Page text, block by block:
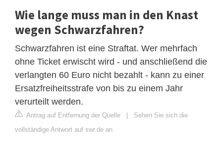
Wie lange muss man in den Knast
wegen Schwarzfahren?
Schwarzfahren ist eine Straftat. Wer mehrfach
ohne Ticket erwischt wird - und anschließend die
verlangten 60 Euro nicht bezahlt - kann zu einer
Ersatzfreiheitsstrafe von bis zu einem Jahr
verurteilt werden.
Antrag auf Entfernung der Quelle
Sehen Sie sich die
vollständige Antwort auf swr.de an